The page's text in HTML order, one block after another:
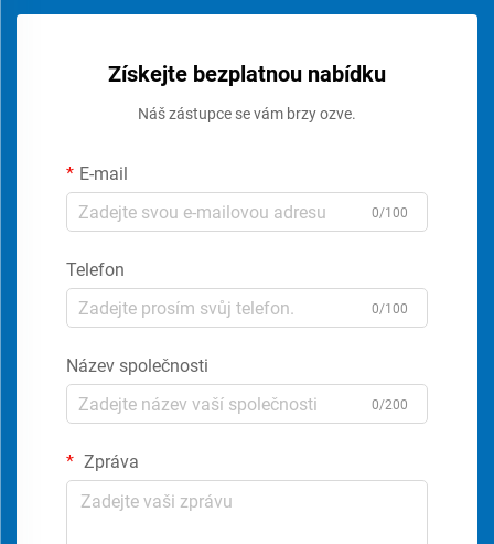
Získejte bezplatnou nabídku
Náš zástupce se vám brzy ozve.
E-mail
0/100
Telefon
0/100
Název společnosti
0/200
Zpráva